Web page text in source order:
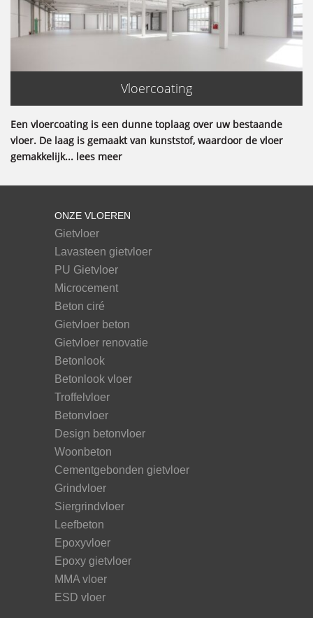
Vloercoating
Een vloercoating is een dunne toplaag over uw bestaande
vloer. De laag is gemaakt van kunststof, waardoor de vloer
gemakkelijk... lees meer
ONZE VLOEREN
Gietvloer
Lavasteen gietvloer
PU Gietvloer
Microcement
Beton ciré
Gietvloer beton
Gietvloer renovatie
Betonlook
Betonlook vloer
Troffelvloer
Betonvloer
Design betonvloer
Woonbeton
Cementgebonden gietvloer
Grindvloer
Siergrindvloer
Leefbeton
Epoxyvloer
Epoxy gietvloer
MMA vloer
ESD vloer